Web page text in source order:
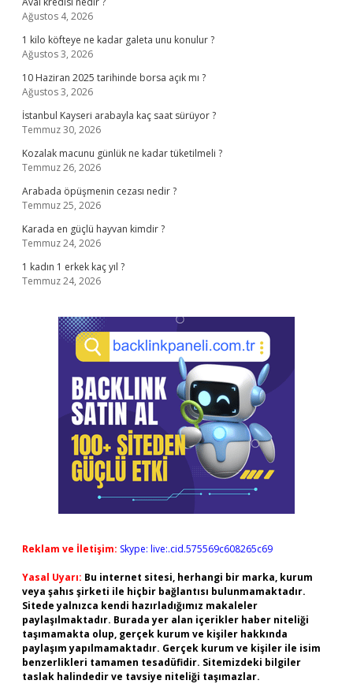
Ağustos 4, 2026
1 kilo köfteye ne kadar galeta unu konulur ?
Ağustos 3, 2026
10 Haziran 2025 tarihinde borsa açık mı ?
Ağustos 3, 2026
İstanbul Kayseri arabayla kaç saat sürüyor ?
Temmuz 30, 2026
Kozalak macunu günlük ne kadar tüketilmeli ?
Temmuz 26, 2026
Arabada öpüşmenin cezası nedir ?
Temmuz 25, 2026
Karada en güçlü hayvan kimdir ?
Temmuz 24, 2026
1 kadın 1 erkek kaç yıl ?
Temmuz 24, 2026
Reklam ve İletişim: Skype: live:.cid.575569c608265c69
Yasal Uyarı: Bu internet sitesi, herhangi bir marka, kurum
veya şahıs şirketi ile hiçbir bağlantısı bulunmamaktadır.
Sitede yalnızca kendi hazırladığımız makaleler
paylaşılmaktadır. Burada yer alan içerikler haber niteliği
taşımamakta olup, gerçek kurum ve kişiler hakkında
paylaşım yapılmamaktadır. Gerçek kurum ve kişiler ile isim
benzerlikleri tamamen tesadüfidir. Sitemizdeki bilgiler
taslak halindedir ve tavsiye niteliği taşımazlar.